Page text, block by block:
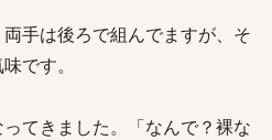
手は後ろで組んでますが、そ
です。
てきました。「なんで？裸な